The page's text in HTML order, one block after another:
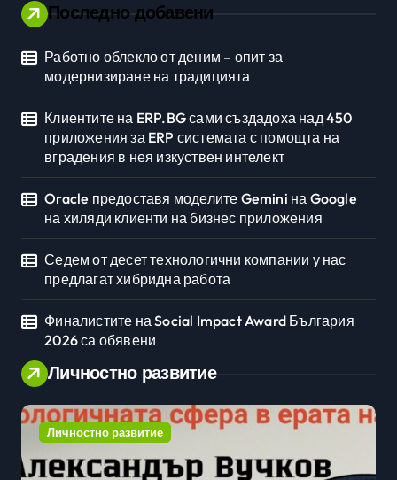
Последно добавени
Работно облекло от деним – опит за
модернизиране на традицията
Клиентите на ERP.BG сами създадоха над 450
приложения за ERP системата с помощта на
вградения в нея изкуствен интелект
Oracle предоставя моделите Gemini на Google
на хиляди клиенти на бизнес приложения
Седем от десет технологични компании у нас
предлагат хибридна работа
Финалистите на Social Impact Award България
2026 са обявени
Личностно развитие
Личностно развитие